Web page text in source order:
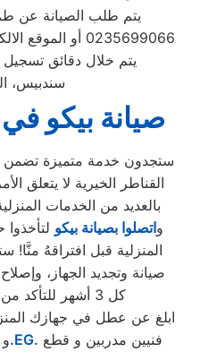
يتم طلب الصيانة عن
0235699066 أو
يتم خلال دقائق
سندبيس،
صيانة بيكو في
ستجدون خدمة متميزة تضمن
القناطر الخيرية لا يتعلق
بالعديد من الخدمات
واتصلوا بصيانة بيكو
المنزلية قبل افتراقهُ
صيانة وتجديد الجهاز،
كل 3 أشهر للتأكد من أن الجهاز في حالة جيدة
ابلغ عن عطل في جهازك
.EG.